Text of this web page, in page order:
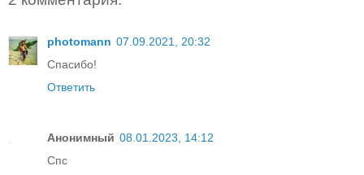
photomann 07.09.2021, 20:32
Спасибо!
Ответить
Анонимный 08.01.2023, 14:12
Спс